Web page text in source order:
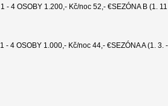
- 4 OSOBY 1.200,- Kč/noc 52,- €SEZÓNA B (1.
- 4 OSOBY 1.000,- Kč/noc 44,- €SEZÓNA A (1. 3. -